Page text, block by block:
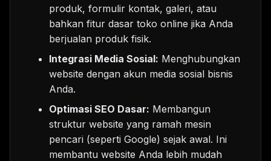
produk, formulir kontak, galeri, atau
bahkan fitur dasar toko online jika Anda
berjualan produk fisik.
Integrasi Media Sosial: Menghubungkan
website dengan akun media sosial bisnis
Anda.
Optimasi SEO Dasar: Membangun
struktur website yang ramah mesin
pencari (seperti Google) sejak awal. Ini
membantu website Anda lebih mudah